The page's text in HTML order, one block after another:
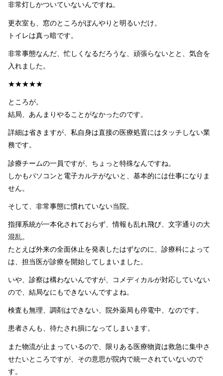
非常灯しかついていないんですね。
更衣室も、窓のところがぼんやりと明るいだけ。
トイレは真っ暗です。
非常事態なんだ、忙しくなるだろうな、頑張らないとと、気合を
入れました。
★★★★★
ところが。
結局、あんまりやることがなかったのです。
詳細は省きますが、私自身は直接の医療処置にはタッチしない業
務です。
診療チームの一員ですが、ちょっと特殊なんですね。
しかもパソコンと電子カルテがないと、基本的には仕事になりま
せん。
そして、非常事態に慣れていない当院。
指揮系統が一本化されておらず、情報も乱れ飛び、文字通りの大
混乱。
たとえば外来の全面休止を発表したはずなのに、診療科によって
は、担当医が診療を開始してしまいました。
いや、診察は構わないんですが、コメディカルが対応していない
ので、結局なにもできないんですよね。
検査も無理、調剤はできない、院外薬局も停電中、なのです。
患者さんも、待たされ損になってしまいます。
また物流が止まっているので、限りある医療物資は救急に集中さ
せたいところですが、その意思が院内で統一されていないので
す。